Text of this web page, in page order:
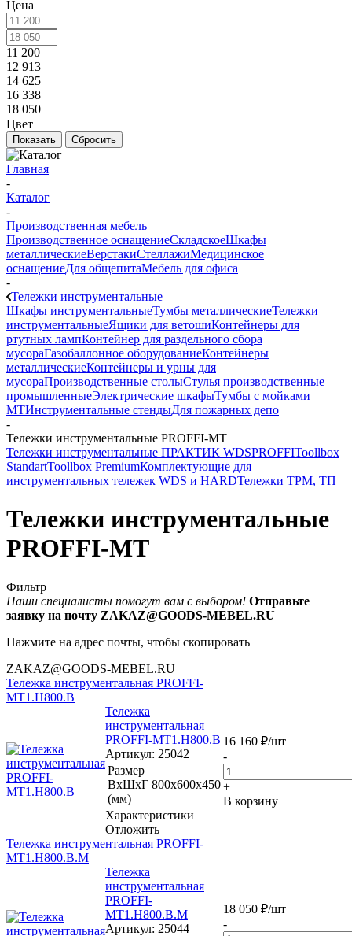
Цена
11 200
12 913
14 625
16 338
18 050
Цвет
Показать Сбросить
Главная
-
Каталог
-
Производственная мебель
Производственное оснащениеСкладскоеШкафы
металлическиеВерстакиСтеллажиМедицинское
оснащениеДля общепитаМебель для офиса
-
Тележки инструментальные
Шкафы инструментальныеТумбы металлическиеТележки
инструментальныеЯщики для ветошиКонтейнеры для
ртутных лампКонтейнер для раздельного сбора
мусораГазобаллонное оборудованиеКонтейнеры
металлическиеКонтейнеры и урны для
мусораПроизводственные столыСтулья производственные
промышленныеЭлектрические шкафыТумбы с мойками
МТИнструментальные стендыДля пожарных депо
-
Тележки инструментальные PROFFI-MT
Тележки инструментальные ПРАКТИК WDSPROFFIToollbox
StandartToollbox PremiumКомплектующие для
инструментальных тележек WDS и HARDТележки ТРМ, ТП
Тележки инструментальные
PROFFI-MT
Фильтр
Наши специалисты помогут вам с выбором! Отправьте
заявку на почту ZAKAZ@GOODS-MEBEL.RU
Нажмите на адрес почты, чтобы скопировать
ZAKAZ@GOODS-MEBEL.RU
Тележка инструментальная PROFFI-
МT1.H800.B
Тележка
инструментальная
PROFFI-МT1.H800.B
Артикул: 25042
Размер
ВхШхГ
(мм)
800x600x450
Характеристики
Отложить
16 160 ₽/шт
-
+
В корзину
Тележка инструментальная PROFFI-
МT1.H800.B.M
Тележка
инструментальная
PROFFI-
МT1.H800.B.M
Артикул: 25044
18 050 ₽/шт
-